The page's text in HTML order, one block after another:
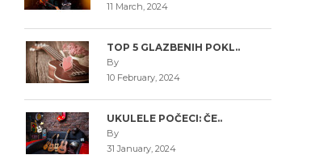
11 March, 2024
TOP 5 GLAZBENIH POKL..
By
10 February, 2024
UKULELE POČECI: ČE..
By
31 January, 2024